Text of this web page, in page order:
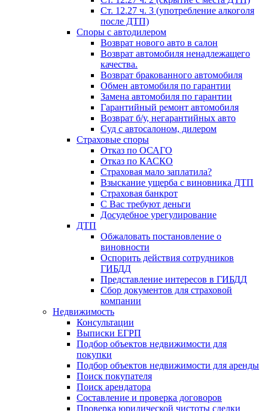
Ст. 12.27 ч. 3 (употребление алкоголя
после ДТП)
Споры с автодилером
Возврат нового авто в салон
Возврат автомобиля ненадлежащего
качества.
Возврат бракованного автомобиля
Обмен автомобиля по гарантии
Замена автомобиля по гарантии
Гарантийный ремонт автомобиля
Возврат б/у, негарантийных авто
Суд с автосалоном, дилером
Страховые споры
Отказ по ОСАГО
Отказ по КАСКО
Страховая мало заплатила?
Взыскание ущерба с виновника ДТП
Страховая банкрот
С Вас требуют деньги
Досудебное урегулирование
ДТП
Обжаловать постановление о
виновности
Оспорить действия сотрудников
ГИБДД
Представление интересов в ГИБДД
Сбор документов для страховой
компании
Недвижимость
Консультации
Выписки ЕГРП
Подбор объектов недвижимости для
покупки
Подбор объектов недвижимости для аренды
Поиск покупателя
Поиск арендатора
Составление и проверка договоров
Проверка юридической чистоты сделки